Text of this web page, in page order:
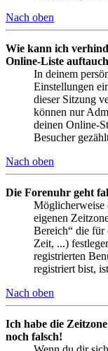
Nach oben
Wie kann ich
Online-Liste
In deinem
Einstellungen
dieser Sitzung
können nur
deinen Online-
Besucher
Nach oben
Die Forenuhr geht
Möglicherweise
eigenen
Bereich“ die für
Zeit, ...)
registrierten
registriert bist,
Nach oben
Ich habe die
noch falsch!